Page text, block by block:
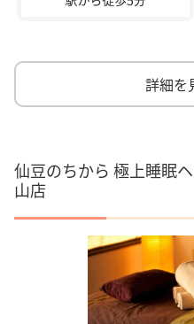
詳細を
仙豆のちから 極上睡眠
山店